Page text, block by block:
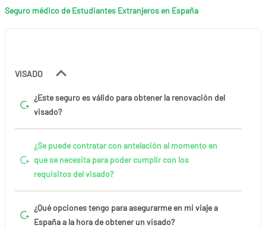
Seguro médico de Estudiantes Extranjeros en España
VISADO
¿Este seguro es válido para obtener la renovación del
visado?
¿Se puede contratar con antelación al momento en
que se necesita para poder cumplir con los
requisitos del visado?
¿Qué opciones tengo para asegurarme en mi viaje a
España a la hora de obtener un visado?